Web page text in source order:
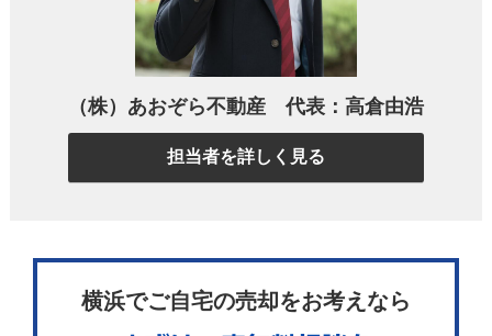
2.家族の構成が変わる(離婚や出産など)
3.病気やケガで医療費がかかる
4.子どもの育児費や教育費が増える
5.借金が多すぎたり、無駄使いをしてしまう
これらの事態が起きると、返済が難しくなってしまいま
（株）あおぞら不動産 代表：高倉由浩
担当者を詳しく見る
横浜でご自宅の売却をお考えなら